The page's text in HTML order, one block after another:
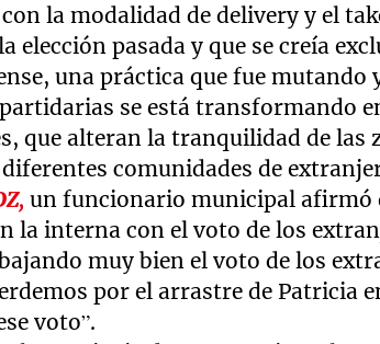
la modalidad de delivery y el
elección pasada y que se creía
una práctica que fue mutando
se está transformando
que alteran la tranquilidad de
comunidades de
un funcionario municipal afirmó
la interna con el voto de los
muy bien el voto de los
por el arrastre de Patricia
voto”.